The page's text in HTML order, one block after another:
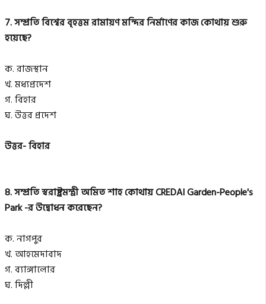
7. সম্প্রতি বিশ্বের বৃহত্তম রামায়ণ মন্দির নির্মাণের কাজ কোথায় শুরু
হয়েছে?
ক. রাজস্থান
খ. মধ্যপ্রদেশ
গ. বিহার
ঘ. উত্তর প্রদেশ
উত্তর- বিহার
8. সম্প্রতি স্বরাষ্ট্রমন্ত্রী অমিত শাহ কোথায় CREDAI Garden-People's
Park -র উদ্বোধন করেছেন?
ক. নাগপুর
খ. আহমেদাবাদ
গ. ব্যাঙ্গালোর
ঘ. দিল্লী